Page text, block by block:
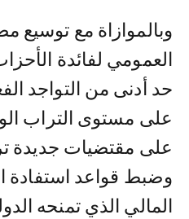
وبالموازاة مع توسيع
العمومي لفائدة
حد أدنى من التواجد
على مستوى التراب
على مقتضيات جديدة
وضبط قواعد استفادة
المالي الذي تمنحه